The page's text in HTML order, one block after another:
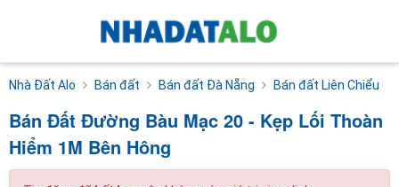
Nhà Đất Alo Bán đất Bán đất Đà Nẵng Bán đất Liên Chiểu
Bán Đất Đường Bàu Mạc 20 - Kẹp Lối Thoàn
Hiểm 1M Bên Hông